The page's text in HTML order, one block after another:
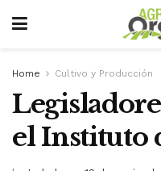
Home Cultivo y Producción
el Instituto